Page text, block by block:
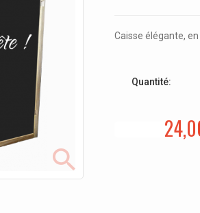
Caisse élégante,
Quantité: